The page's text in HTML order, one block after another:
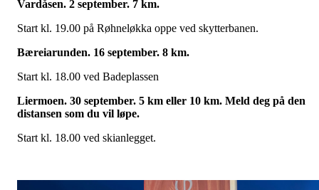
Vardåsen. 2 september. 7 km.
Start kl. 19.00 på Røhneløkka oppe ved skytterbanen.
Bæreiarunden. 16 september. 8 km.
Start kl. 18.00 ved Badeplassen
Liermoen. 30 september. 5 km eller 10 km. Meld deg på den
distansen som du vil løpe.
Start kl. 18.00 ved skianlegget.